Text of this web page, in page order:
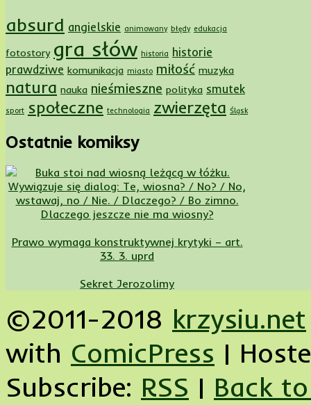
absurd angielskie animowany błędy edukacja
fotostory gra słów historia historie
prawdziwe komunikacja miasto miłość muzyka
natura nauka nieśmieszne polityka smutek
sport społeczne technologia zwierzęta Śląsk
Ostatnie komiksy
Dlaczego jeszcze nie ma wiosny?
Prawo wymaga konstruktywnej krytyki – art.
33. 3. uprd
Sekret Jerozolimy
©2011-2018 krzysiu.net
with ComicPress |
Subscribe: RSS | Back